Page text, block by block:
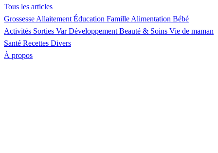
Tous les articles
Grossesse Allaitement Éducation Famille Alimentation Bébé
Activités Sorties Var Développement Beauté & Soins Vie de maman
Santé Recettes Divers
À propos